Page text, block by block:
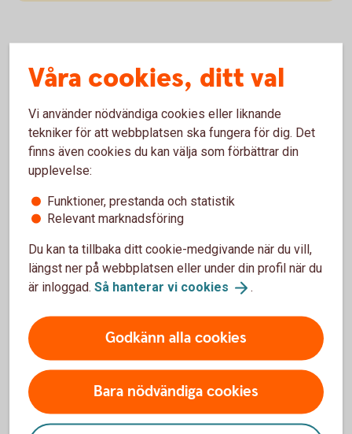
Minskad miljöpåverkan - för miljön
med AutoPlan vagnpark
Miljöanpassad bilpolicy
Med AutoPlan får du hjälp att miljöanpassa företagets
bilpolicy så att det blir lättare att möta framtidens miljökrav.
Få miljörelaterad statistik över företagets bilar, bland annat
För miljön
Våra cookies, ditt val
Vi använder nödvändiga cookies eller liknande
tekniker för att webbplatsen ska fungera för dig. Det
finns även cookies du kan välja som förbättrar din
upplevelse:
Funktioner, prestanda och statistik
Relevant marknadsföring
Du kan ta tillbaka ditt cookie-medgivande när du vill,
längst ner på webbplatsen eller under din profil när du
är inloggad. Så hanterar vi cookies .
Godkänn alla cookies
Bara nödvändiga cookies